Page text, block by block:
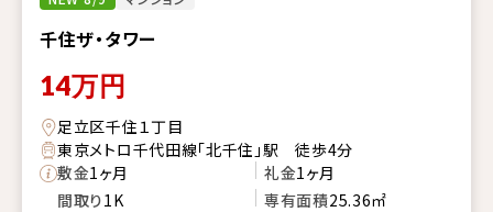
千住ザ・タワー
14万円
足立区千住１丁目
東京メトロ千代田線「北千住」駅 徒歩4分
敷金1ヶ月 礼金1ヶ月
間取り1K 専有面積25.36㎡